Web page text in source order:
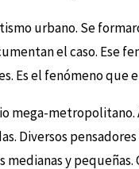
urbano. Se
el caso. Ese
Es el fenómeno que
mega-
Diversos
y